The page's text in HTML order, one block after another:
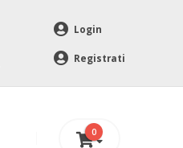
Login
Registrati
0